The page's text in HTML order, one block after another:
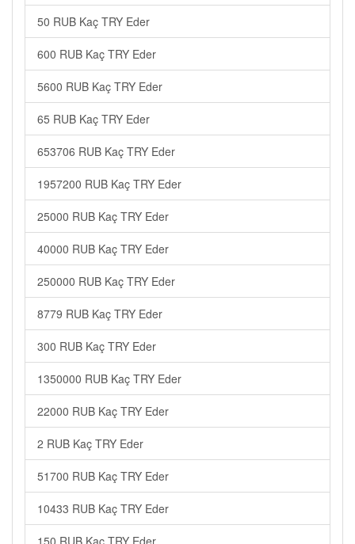
50 RUB Kaç TRY Eder
600 RUB Kaç TRY Eder
5600 RUB Kaç TRY Eder
65 RUB Kaç TRY Eder
653706 RUB Kaç TRY Eder
1957200 RUB Kaç TRY Eder
25000 RUB Kaç TRY Eder
40000 RUB Kaç TRY Eder
250000 RUB Kaç TRY Eder
8779 RUB Kaç TRY Eder
300 RUB Kaç TRY Eder
1350000 RUB Kaç TRY Eder
22000 RUB Kaç TRY Eder
2 RUB Kaç TRY Eder
51700 RUB Kaç TRY Eder
10433 RUB Kaç TRY Eder
150 RUB Kaç TRY Eder